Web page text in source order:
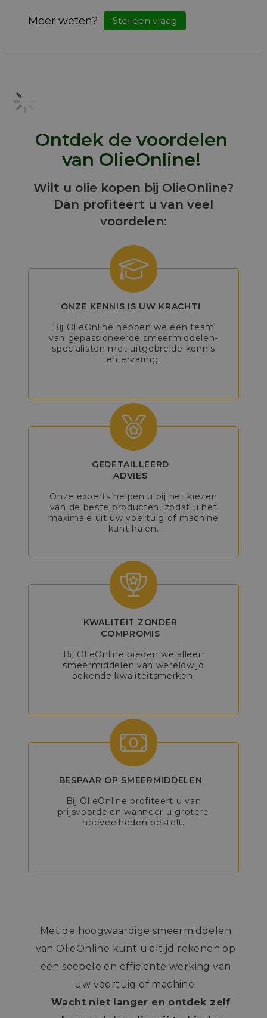
Meer weten? Stel een vraag
Ontdek de voordelen
van OlieOnline!
Wilt u olie kopen bij OlieOnline?
Dan profiteert u van veel
voordelen:
ONZE KENNIS IS UW KRACHT!
Bij OlieOnline hebben we een team
van gepassioneerde smeermiddelen-
specialisten met uitgebreide kennis
en ervaring.
GEDETAILLEERD
ADVIES
Onze experts helpen u bij het kiezen
van de beste producten, zodat u het
maximale uit uw voertuig of machine
kunt halen.
KWALITEIT ZONDER
COMPROMIS
Bij OlieOnline bieden we alleen
smeermiddelen van wereldwijd
bekende kwaliteitsmerken.
BESPAAR OP SMEERMIDDELEN
Bij OlieOnline profiteert u van
prijsvoordelen wanneer u grotere
hoeveelheden bestelt.
Met de hoogwaardige smeermiddelen
van OlieOnline kunt u altijd rekenen op
een soepele en efficiënte werking van
uw voertuig of machine.
Wacht niet langer en ontdek zelf